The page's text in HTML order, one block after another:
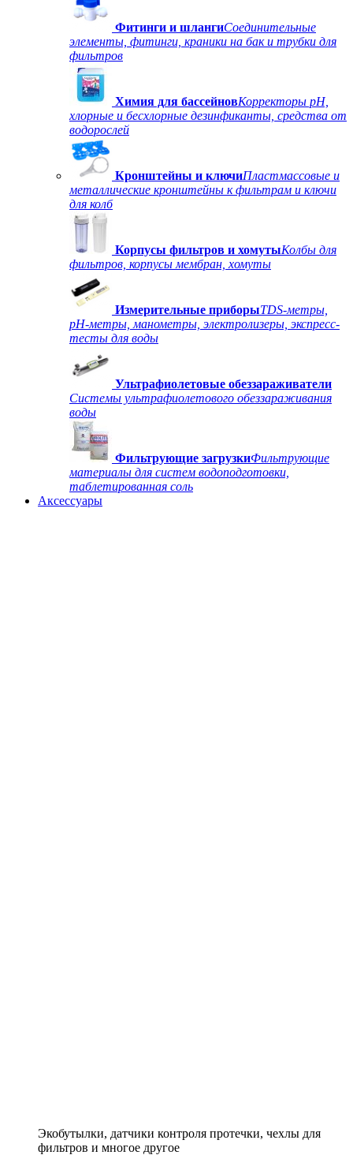
Фитинги и шлангиСоединительные
элементы, фитинги, краники на бак и трубки для
фильтров
Химия для бассейновКорректоры рН,
хлорные и бесхлорные дезинфиканты, средства от
водорослей
Кронштейны и ключиПластмассовые и
металлические кронштейны к фильтрам и ключи
для колб
Корпусы фильтров и хомутыКолбы для
фильтров, корпусы мембран, хомуты
Измерительные приборыTDS-метры,
рН-метры, манометры, электролизеры, экспресс-
тесты для воды
Ультрафиолетовые обеззараживатели
Системы ультрафиолетового обеззараживания
воды
Фильтрующие загрузкиФильтрующие
материалы для систем водоподготовки,
таблетированная соль
Аксессуары
Экобутылки, датчики контроля протечки, чехлы для
фильтров и многое другое